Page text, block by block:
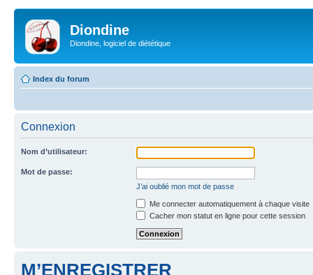
Diondine
Diondine, logiciel de diététique
Index du forum
Connexion
Nom d’utilisateur:
Mot de passe:
J’ai oublié mon mot de passe
Me connecter automatiquement à chaque visite
Cacher mon statut en ligne pour cette session
M’ENREGISTRER